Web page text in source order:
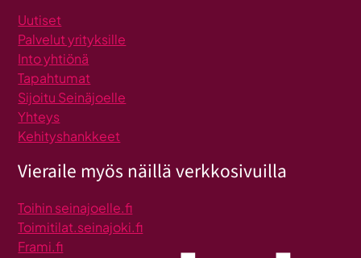
Uutiset
Palvelut yrityksille
Into yhtiönä
Tapahtumat
Sijoitu Seinäjoelle
Yhteys
Kehityshankkeet
Vieraile myös näillä verkkosivuilla
Toihin seinajoelle.fi
Toimitilat.seinajoki.fi
Frami.fi